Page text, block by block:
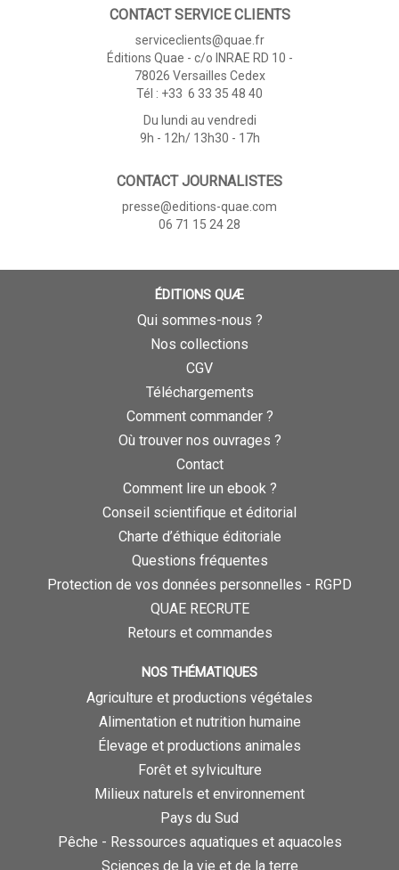
CONTACT SERVICE CLIENTS
serviceclients@quae.fr
Éditions Quae - c/o INRAE RD 10 -
78026 Versailles Cedex
Tél : +33 6 33 35 48 40
Du lundi au vendredi
9h - 12h/ 13h30 - 17h
CONTACT JOURNALISTES
presse@editions-quae.com
06 71 15 24 28
ÉDITIONS QUÆ
Qui sommes-nous ?
Nos collections
CGV
Téléchargements
Comment commander ?
Où trouver nos ouvrages ?
Contact
Comment lire un ebook ?
Conseil scientifique et éditorial
Charte d’éthique éditoriale
Questions fréquentes
Protection de vos données personnelles - RGPD
QUAE RECRUTE
Retours et commandes
NOS THÉMATIQUES
Agriculture et productions végétales
Alimentation et nutrition humaine
Élevage et productions animales
Forêt et sylviculture
Milieux naturels et environnement
Pays du Sud
Pêche - Ressources aquatiques et aquacoles
Sciences de la vie et de la terre